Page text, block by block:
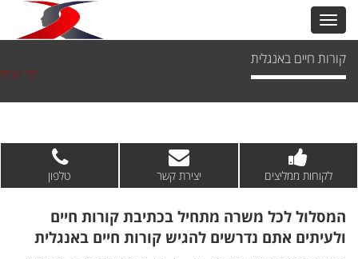
קורות חיים באנגלית
דף הבית
לקוחות ממליצים יצירת קשר טלפון
המסלול לכל משרה מתחיל בכתיבת קורות חיים
ולעיתים אתם נדרשים להגיש קורות חיים באנגלית